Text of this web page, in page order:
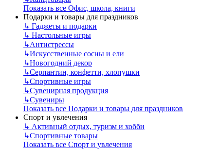
Показать все Офис, школа, книги
Подарки и товары для праздников
↳ Гаджеты и подарки
↳ Настольные игры
↳Антистрессы
↳Искусственные сосны и ели
↳Новогодний декор
↳Серпантин, конфетти, хлопушки
↳Спортивные игры
↳Сувенирная продукция
↳Сувениры
Показать все Подарки и товары для праздников
Спорт и увлечения
↳ Активный отдых, туризм и хобби
↳Спортивные товары
Показать все Спорт и увлечения